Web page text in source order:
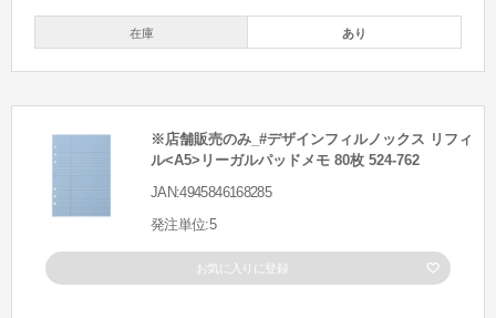
在庫 あり
※店舗販売のみ_#デザインフィルノックス リフィ
ル<A5>リーガルパッドメモ 80枚 524-762
JAN:4945846168285
発注単位:5
お気に入りに登録